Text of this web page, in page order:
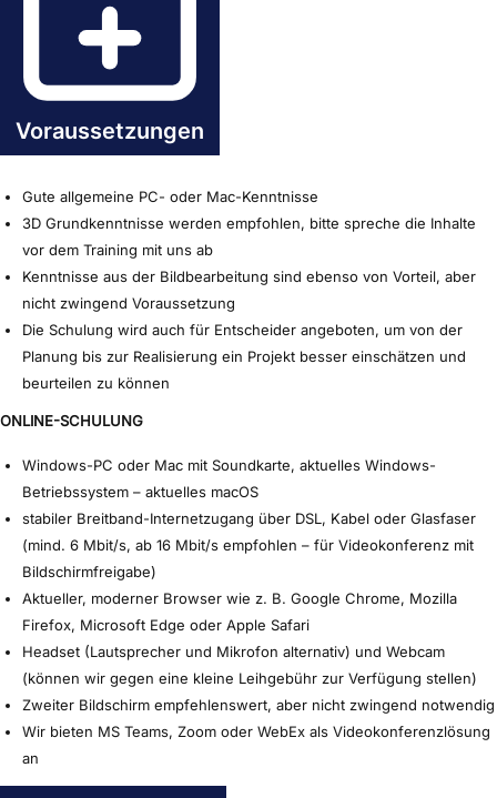
Voraussetzungen
Gute allgemeine PC- oder Mac-Kenntnisse
3D Grundkenntnisse werden empfohlen, bitte spreche die Inhalte
vor dem Training mit uns ab
Kenntnisse aus der Bildbearbeitung sind ebenso von Vorteil, aber
nicht zwingend Voraussetzung
Die Schulung wird auch für Entscheider angeboten, um von der
Planung bis zur Realisierung ein Projekt besser einschätzen und
beurteilen zu können
ONLINE-SCHULUNG
Windows-PC oder Mac mit Soundkarte, aktuelles Windows-
Betriebssystem – aktuelles macOS
stabiler Breitband-Internetzugang über DSL, Kabel oder Glasfaser
(mind. 6 Mbit/s, ab 16 Mbit/s empfohlen – für Videokonferenz mit
Bildschirmfreigabe)
Aktueller, moderner Browser wie z. B. Google Chrome, Mozilla
Firefox, Microsoft Edge oder Apple Safari
Headset (Lautsprecher und Mikrofon alternativ) und Webcam
(können wir gegen eine kleine Leihgebühr zur Verfügung stellen)
Zweiter Bildschirm empfehlenswert, aber nicht zwingend notwendig
Wir bieten MS Teams, Zoom oder WebEx als Videokonferenzlösung
an